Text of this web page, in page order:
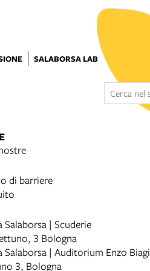
SALABORSA LAB
di barriere
Salaborsa | Scuderie
3 Bologna
Salaborsa | Auditorium Enzo Biagi
3, Bologna